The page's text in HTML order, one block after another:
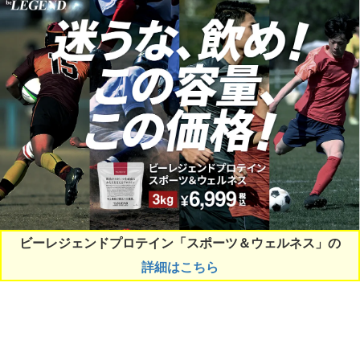
ビーレジェンドプロテイン「スポーツ＆ウェルネス」の
詳細はこちら